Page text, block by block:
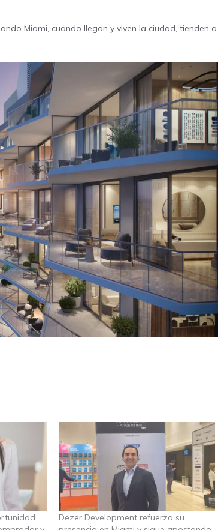
Miami, cuando llegan y viven la ciudad, tienden a
Dezer Development refuerza su